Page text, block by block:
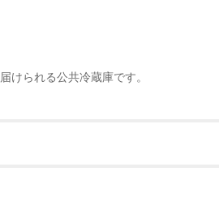
けられる公共冷蔵庫です。